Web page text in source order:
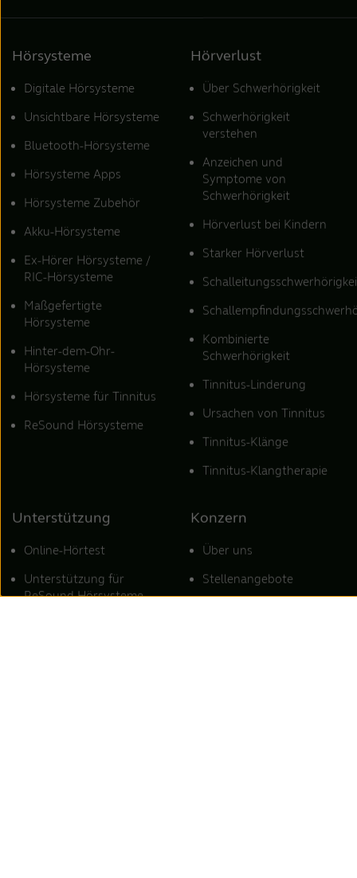
Hörsysteme
Digitale Hörsysteme
Unsichtbare Hörsysteme
Bluetooth-Hörsysteme
Hörsysteme Apps
Hörsysteme Zubehör
Akku-Hörsysteme
Ex-Hörer Hörsysteme /
RIC-Hörsysteme
Maßgefertigte
Hörsysteme
Hinter-dem-Ohr-
Hörsysteme
Hörsysteme für Tinnitus
ReSound Hörsysteme
Hörverlust
Über Schwerhörigkeit
Schwerhörigkeit
verstehen
Anzeichen und
Symptome von
Schwerhörigkeit
Hörverlust bei Kindern
Starker Hörverlust
Kombinierte
Schwerhörigkeit
Tinnitus-Linderung
Ursachen von Tinnitus
Tinnitus-Klänge
Tinnitus-Klangtherapie
Unterstützung
Online-Hörtest
Unterstützung für
ReSound Hörsysteme
Konzern
Über uns
Stellenangebote